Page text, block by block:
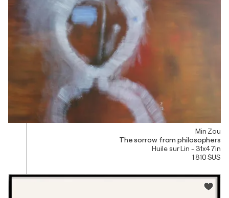
Min Zou
The sorrow from philosophers
Huile sur Lin - 31x47in
1 810 $US